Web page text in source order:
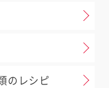
のレシピ